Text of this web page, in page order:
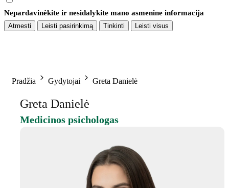
Nepardavinėkite ir nesidalykite mano asmenine informacija
Atmesti Leisti pasirinkimą Tinkinti Leisti visus
Pradžia Gydytojai Greta Danielė
Greta Danielė
Medicinos psichologas